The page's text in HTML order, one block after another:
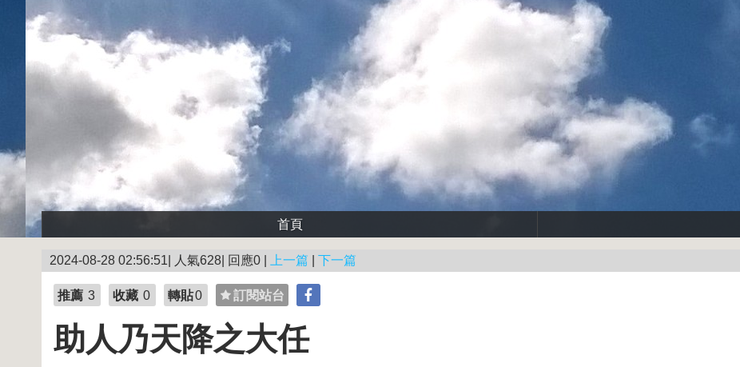
首頁
2024-08-28 02:56:51| 人氣628| 回應0 | 上一篇 下一篇
推薦 3 收藏 0 轉貼0 訂閱站台
助人乃天降之大任